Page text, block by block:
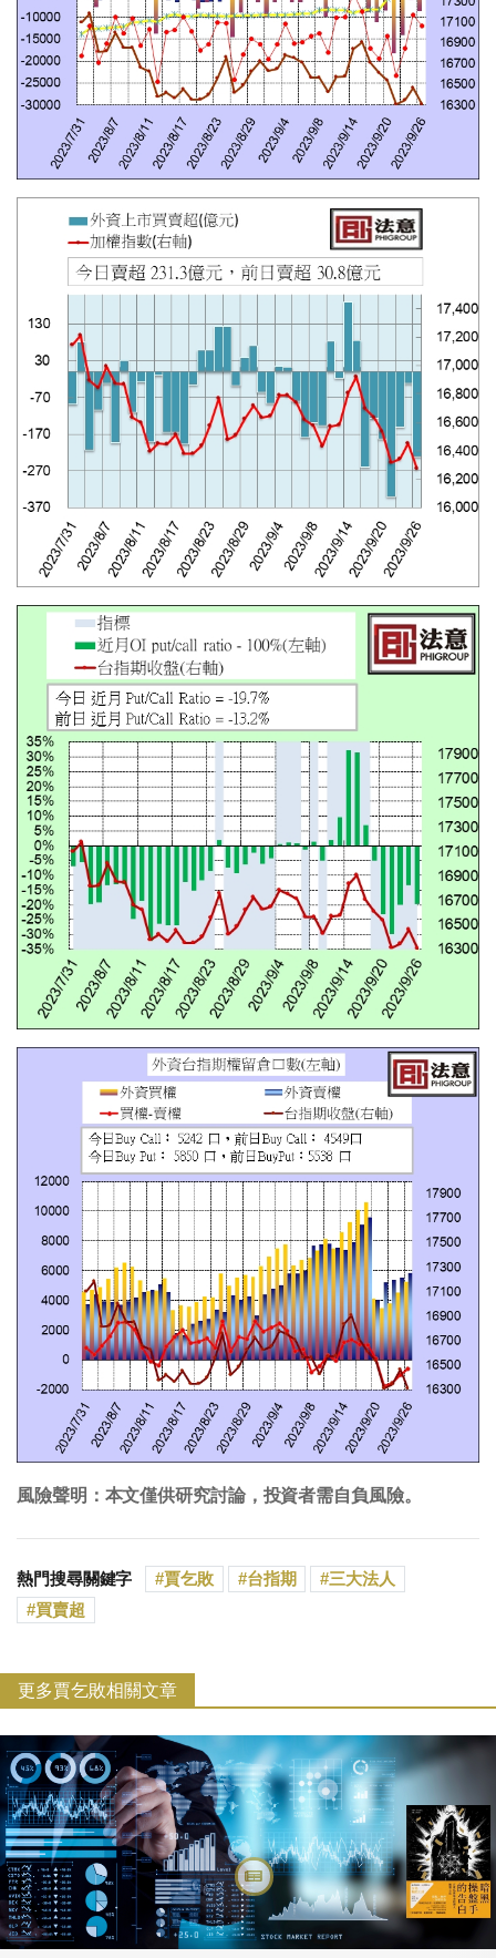
風險聲明：本文僅供研究討論，投資者需自負風險。
熱門搜尋關鍵字 賈乞敗 台指期
三大法人
買賣超
更多賈乞敗相關文章